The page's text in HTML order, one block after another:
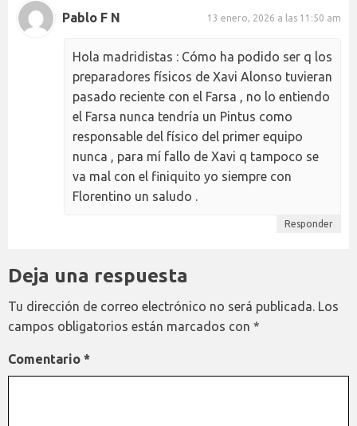
Pablo F N 13 enero, 2026 a las 11:50 am
Hola madridistas : Cómo ha podido ser q los
preparadores físicos de Xavi Alonso tuvieran
pasado reciente con el Farsa , no lo entiendo
el Farsa nunca tendría un Pintus como
responsable del físico del primer equipo
nunca , para mí fallo de Xavi q tampoco se
va mal con el finiquito yo siempre con
Florentino un saludo .
Responder
Deja una respuesta
Tu dirección de correo electrónico no será publicada. Los
campos obligatorios están marcados con *
Comentario *